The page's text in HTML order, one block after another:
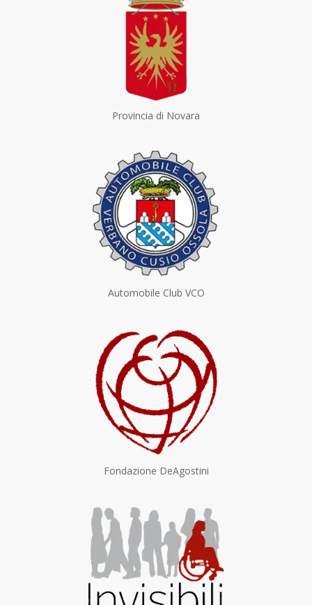
Provincia di Novara
Automobile Club VCO
Fondazione DeAgostini